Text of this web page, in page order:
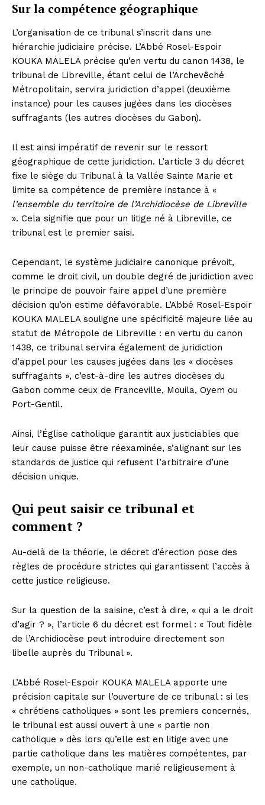
Sur la compétence géographique
L’organisation de ce tribunal s’inscrit dans une
hiérarchie judiciaire précise. L’Abbé Rosel-Espoir
KOUKA MALELA précise qu’en vertu du canon 1438, le
tribunal de Libreville, étant celui de l’Archevêché
Métropolitain, servira juridiction d’appel (deuxième
instance) pour les causes jugées dans les diocèses
suffragants (les autres diocèses du Gabon).
Il est ainsi impératif de revenir sur le ressort
géographique de cette juridiction. L’article 3 du décret
fixe le siège du Tribunal à la Vallée Sainte Marie et
limite sa compétence de première instance à «
l’ensemble du territoire de l’Archidiocèse de Libreville
». Cela signifie que pour un litige né à Libreville, ce
tribunal est le premier saisi.
Cependant, le système judiciaire canonique prévoit,
comme le droit civil, un double degré de juridiction avec
le principe de pouvoir faire appel d’une première
décision qu’on estime défavorable. L’Abbé Rosel-Espoir
KOUKA MALELA souligne une spécificité majeure liée au
statut de Métropole de Libreville : en vertu du canon
1438, ce tribunal servira également de juridiction
d’appel pour les causes jugées dans les « diocèses
suffragants », c’est-à-dire les autres diocèses du
Gabon comme ceux de Franceville, Mouila, Oyem ou
Port-Gentil.
Ainsi, l’Église catholique garantit aux justiciables que
leur cause puisse être réexaminée, s’alignant sur les
standards de justice qui refusent l’arbitraire d’une
décision unique.
Qui peut saisir ce tribunal et
comment ?
Au-delà de la théorie, le décret d’érection pose des
règles de procédure strictes qui garantissent l’accès à
cette justice religieuse.
Sur la question de la saisine, c’est à dire, « qui a le droit
d’agir ? », l’article 6 du décret est formel : « Tout fidèle
de l’Archidiocèse peut introduire directement son
libelle auprès du Tribunal ».
L’Abbé Rosel-Espoir KOUKA MALELA apporte une
précision capitale sur l’ouverture de ce tribunal : si les
« chrétiens catholiques » sont les premiers concernés,
le tribunal est aussi ouvert à une « partie non
catholique » dès lors qu’elle est en litige avec une
partie catholique dans les matières compétentes, par
exemple, un non-catholique marié religieusement à
une catholique.